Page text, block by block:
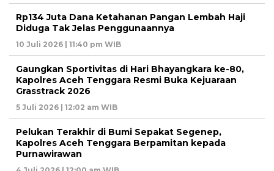
Rp134 Juta Dana Ketahanan Pangan Lembah Haji
Diduga Tak Jelas Penggunaannya
10 Juli 2026 | 11:40 pm WIB
Gaungkan Sportivitas di Hari Bhayangkara ke-80,
Kapolres Aceh Tenggara Resmi Buka Kejuaraan
Grasstrack 2026
5 Juli 2026 | 12:02 am WIB
Pelukan Terakhir di Bumi Sepakat Segenep,
Kapolres Aceh Tenggara Berpamitan kepada
Purnawirawan